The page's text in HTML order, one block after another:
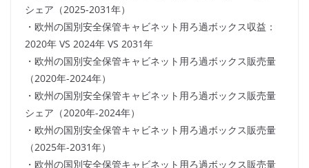
シェア（2025-2031年）
・欧州の国別安全保管キャビネット用ろ過ボックス収益：
2020年 VS 2024年 VS 2031年
・欧州の国別安全保管キャビネット用ろ過ボックス販売量
（2020年-2024年）
・欧州の国別安全保管キャビネット用ろ過ボックス販売量
シェア（2020年-2024年）
・欧州の国別安全保管キャビネット用ろ過ボックス販売量
（2025年-2031年）
・欧州の国別安全保管キャビネット用ろ過ボックス販売量